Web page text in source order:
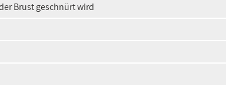
Brust geschnürt wird